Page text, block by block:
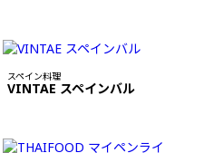
スペイン料理
VINTAE スペインバル